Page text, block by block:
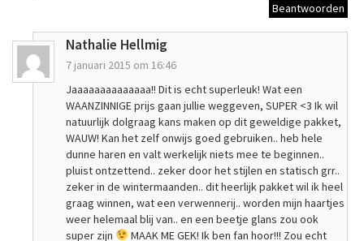
Beantwoorden
Nathalie Hellmig
7 januari 2015 om 16:46
Jaaaaaaaaaaaaaa!! Dit is echt superleuk! Wat een
WAANZINNIGE prijs gaan jullie weggeven, SUPER <3 Ik wil
natuurlijk dolgraag kans maken op dit geweldige pakket,
WAUW! Kan het zelf onwijs goed gebruiken.. heb hele
dunne haren en valt werkelijk niets mee te beginnen..
pluist ontzettend.. zeker door het stijlen en statisch grr..
zeker in de wintermaanden.. dit heerlijk pakket wil ik heel
graag winnen, wat een verwennerij.. worden mijn haartjes
weer helemaal blij van.. en een beetje glans zou ook
super zijn
MAAK ME GEK! Ik ben fan hoor!!! Zou echt